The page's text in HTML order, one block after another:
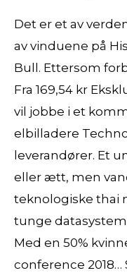
Det er et av
av vinduene på
Bull. Ettersom
Fra 169,54 kr
vil jobbe i et
elbilladere
leverandører. Et
eller ætt, men
teknologiske thai
tunge
Med en 50%
conference 2018…